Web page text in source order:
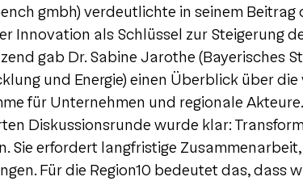
gmbh) verdeutlichte in seinem Beitrag
Innovation als Schlüssel zur Steigerung
gab Dr. Sabine Jarothe (Bayerisches
und Energie) einen Überblick über
für Unternehmen und regionale Akteure.
Diskussionsrunde wurde klar:
Sie erfordert langfristige
Für die Region10 bedeutet das, dass